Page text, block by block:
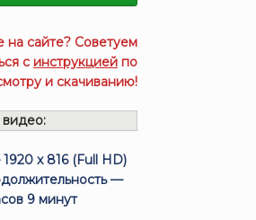
на сайте? Советуем
с инструкцией по
и скачиванию!
x 816 (Full HD)
—
9 минут